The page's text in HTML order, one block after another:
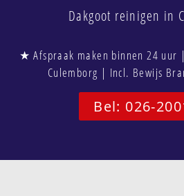
Dakgoot reinigen in
★ Afspraak maken binnen 24 uur
Culemborg | Incl. Bewijs
Bel: 026-